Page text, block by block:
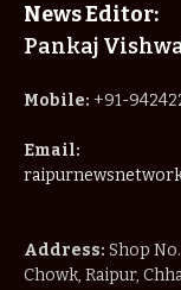
News Editor:
Pankaj
Mobile: +91-
Email:
Address: Shop
Chowk, Raipur,